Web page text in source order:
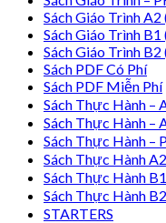
Sách Giáo Trình A2
Sách Giáo Trình B1
Sách Giáo Trình B2
Sách PDF Có Phí
Sách PDF Miễn Phí
Sách Thực Hành –
Sách Thực Hành –
Sách Thực Hành –
Sách Thực Hành
Sách Thực Hành
Sách Thực Hành
STARTERS